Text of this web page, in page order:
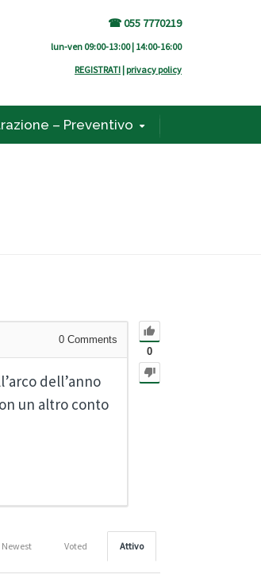
☎ 055 7770219
lun-ven 09:00-13:00 | 14:00-16:00
REGISTRATI | privacy policy
– Preventivo
0
0 Comments
dell’anno
un altro conto
Attivo
Voted
Newest